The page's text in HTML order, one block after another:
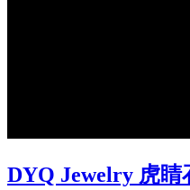
DYQ Jewelry 虎